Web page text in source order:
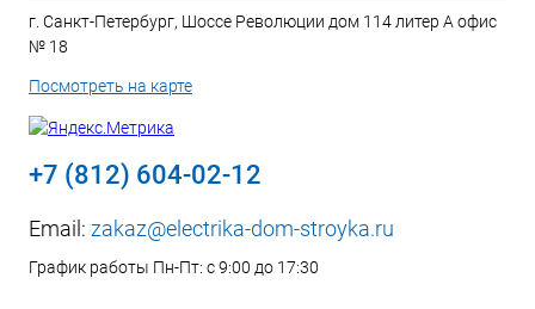
г. Санкт-Петербург, Шоссе Революции дом 114 литер А офис
№ 18
Посмотреть на карте
+7 (812) 604-02-12
Email: zakaz@electrika-dom-stroyka.ru
График работы Пн-Пт: с 9:00 до 17:30